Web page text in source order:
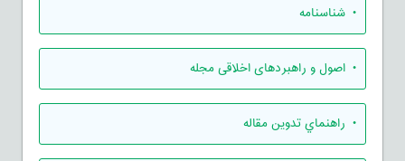
• شناسنامه
• اصول و راهبردهای اخلاقی مجله
• راهنماي تدوين مقاله